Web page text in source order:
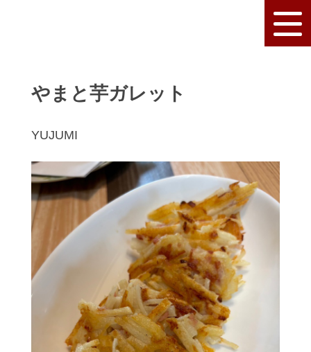
やまと芋ガレット
YUJUMI